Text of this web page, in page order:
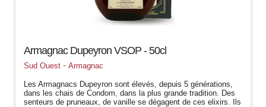
Armagnac Dupeyron VSOP - 50cl
Sud Ouest -Armagnac
Les Armagnacs Dupeyron sont élevés, depuis 5 générations,
dans les chais de Condom, dans la plus grande tradition. Des
senteurs de pruneaux, de vanille se dégagent de ces elixirs. Ils